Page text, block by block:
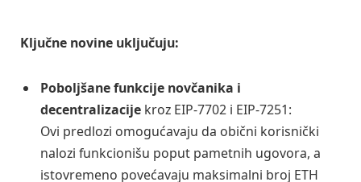
Ključne novine uključuju:
Poboljšane funkcije novčanika i
decentralizacije kroz EIP-7702 i EIP-7251:
Ovi predlozi omogućavaju da obični korisnički
nalozi funkcionišu poput pametnih ugovora, a
istovremeno povećavaju maksimalni broj ETH